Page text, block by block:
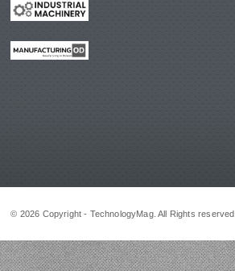
© 2026 Copyright - TechnologyMag. All Rights reserved.